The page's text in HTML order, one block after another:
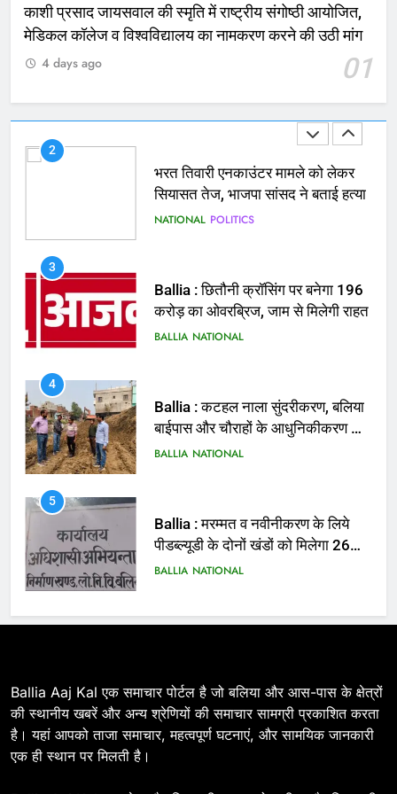
काशी प्रसाद जायसवाल की स्मृति में राष्ट्रीय संगोष्ठी आयोजित,
मेडिकल कॉलेज व विश्वविद्यालय का नामकरण करने की उठी मांग
01
4 days ago
2
भरत तिवारी एनकाउंटर मामले को लेकर
सियासत तेज, भाजपा सांसद ने बताई हत्या
NATIONAL POLITICS
3
Ballia : छितौनी क्रॉसिंग पर बनेगा 196
करोड़ का ओवरब्रिज, जाम से मिलेगी राहत
BALLIA NATIONAL
4
Ballia : कटहल नाला सुंदरीकरण, बलिया
बाईपास और चौराहों के आधुनिकीकरण की
तैयारी तेज
BALLIA NATIONAL
5
Ballia : मरम्मत व नवीनीकरण के लिये
पीडब्ल्यूडी के दोनों खंडों को मिलेगा 26
करोड़
BALLIA NATIONAL
6
Ballia : 110 फीट ऊंचे तिरंगे के सम्मान
में बलिया में निकला तिरंगा यात्रा
BALLIA NATIONAL
7
BALLIA NATIONAL
8
Ballia Aaj Kal एक समाचार पोर्टल है जो बलिया और आस-पास के क्षेत्रों
की स्थानीय खबरें और अन्य श्रेणियों की समाचार सामग्री प्रकाशित करता
है। यहां आपको ताजा समाचार, महत्वपूर्ण घटनाएं, और सामयिक जानकारी
एक ही स्थान पर मिलती है।